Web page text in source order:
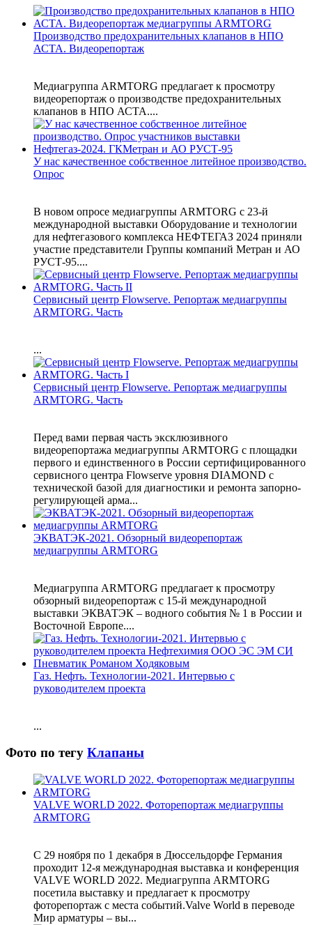
Производство предохранительных клапанов в НПО
АСТА. Видеорепортаж
Медиагруппа ARMTORG предлагает к просмотру
видеорепортаж о производстве предохранительных
клапанов в НПО АСТА....
У нас качественное собственное литейное производство.
Опрос
В новом опросе медиагруппы ARMTORG с 23-й
международной выставки Оборудование и технологии
для нефтегазового комплекса НЕФТЕГАЗ 2024 приняли
участие представители Группы компаний Метран и АО
РУСТ-95....
Сервисный центр Flowserve. Репортаж медиагруппы
ARMTORG. Часть
...
Сервисный центр Flowserve. Репортаж медиагруппы
ARMTORG. Часть
Перед вами первая часть эксклюзивного
видеорепортажа медиагруппы ARMTORG с площадки
первого и единственного в России сертифицированного
сервисного центра Flowserve уровня DIAMOND с
технической базой для диагностики и ремонта запорно-
регулирующей арма...
ЭКВАТЭК-2021. Обзорный видеорепортаж
медиагруппы ARMTORG
Медиагруппа ARMTORG предлагает к просмотру
обзорный видеорепортаж с 15-й международной
выставки ЭКВАТЭК – водного события № 1 в России и
Восточной Европе....
Газ. Нефть. Технологии-2021. Интервью с
руководителем проекта
...
Фото по тегу Клапаны
VALVE WORLD 2022. Фоторепортаж медиагруппы
ARMTORG
С 29 ноября по 1 декабря в Дюссельдорфе Германия
проходит 12-я международная выставка и конференция
VALVE WORLD 2022. Медиагруппа ARMTORG
посетила выставку и предлагает к просмотру
фоторепортаж с места событий.Valve World в переводе
Мир арматуры – вы...